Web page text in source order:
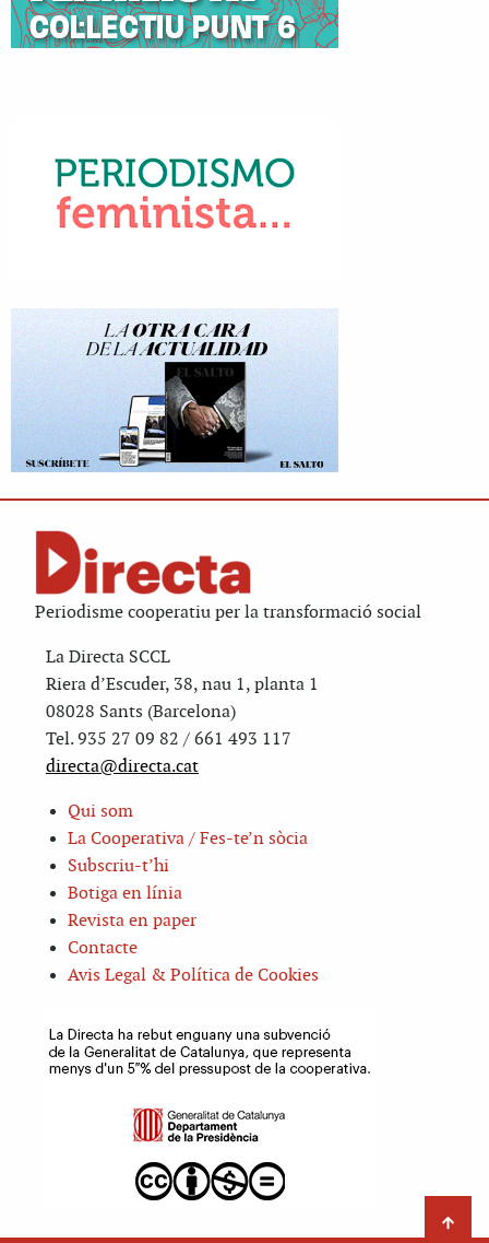
Periodisme cooperatiu per la transformació social
La Directa SCCL
Riera d’Escuder, 38, nau 1, planta 1
08028 Sants (Barcelona)
Tel. 935 27 09 82 / 661 493 117
directa@directa.cat
Qui som
La Cooperativa / Fes-te’n sòcia
Subscriu-t’hi
Botiga en línia
Revista en paper
Contacte
Avis Legal & Política de Cookies